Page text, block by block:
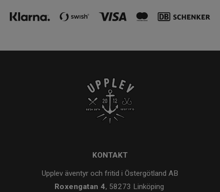
KONTAKT
Upplev äventyr och fritid i Östergötland AB
Roxengatan 4, 58273 Linköping